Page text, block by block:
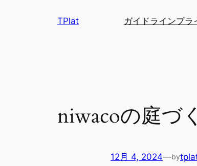
TPlat ガイドラインプラ
niwacoの庭づ
12月 4, 2024—by